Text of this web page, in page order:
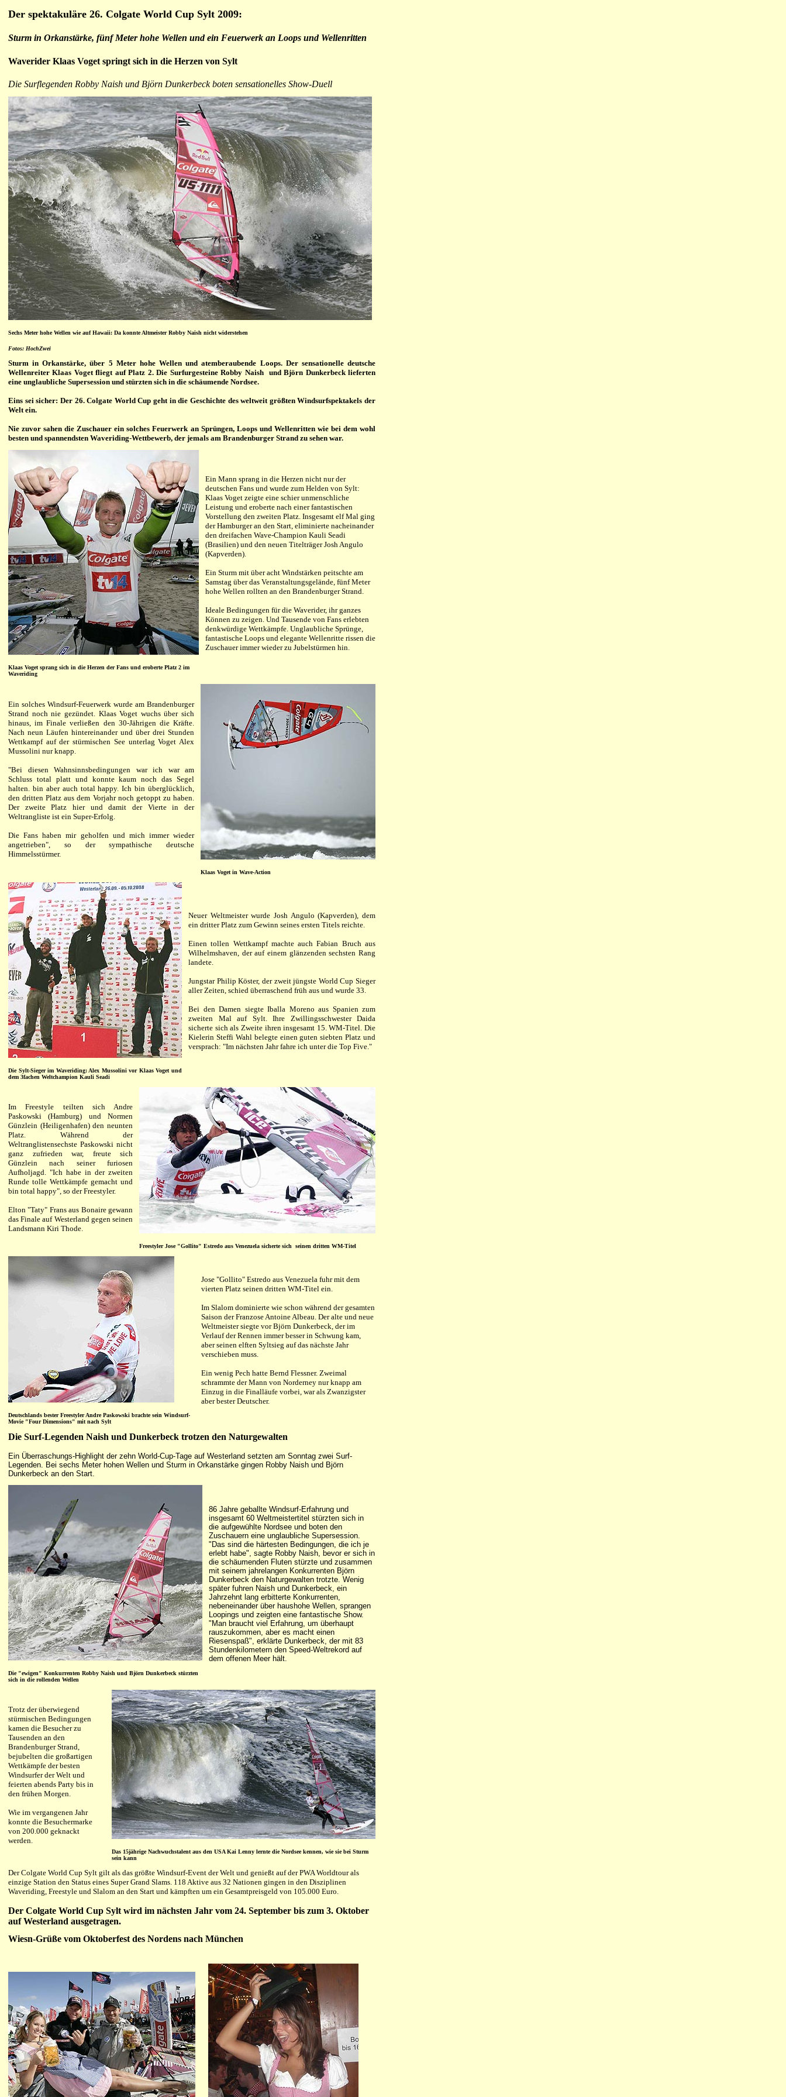
Der spektakuläre 26. Colgate World Cup Sylt 2009:
Sturm in Orkanstärke, fünf Meter hohe Wellen und ein Feuerwerk an Loops und Wellenritten
Waverider Klaas Voget springt sich in die Herzen von Sylt
Die Surflegenden Robby Naish und Björn Dunkerbeck boten sensationelles Show-Duell
Sechs Meter hohe Wellen wie auf Hawaii: Da konnte Altmeister Robby Naish nicht widerstehen
Fotos: HochZwei
Sturm in Orkanstärke, über 5 Meter hohe Wellen und atemberaubende Loops. Der sensationelle deutsche
Wellenreiter Klaas Voget fliegt auf Platz 2. Die Surfurgesteine Robby Naish und Björn Dunkerbeck lieferten
eine unglaubliche Supersession und stürzten sich in die schäumende Nordsee.
Eins sei sicher: Der 26. Colgate World Cup geht in die Geschichte des weltweit größten Windsurfspektakels der
Welt ein.
Nie zuvor sahen die Zuschauer ein solches Feuerwerk an Sprüngen, Loops und Wellenritten wie bei dem wohl
besten und spannendsten Waveriding-Wettbewerb, der jemals am Brandenburger Strand zu sehen war.
Klaas Voget sprang sich in die Herzen der Fans und eroberte Platz 2 im
Waveriding
Ein Mann sprang in die Herzen nicht nur der
deutschen Fans und wurde zum Helden von Sylt:
Klaas Voget zeigte eine schier unmenschliche
Leistung und eroberte nach einer fantastischen
Vorstellung den zweiten Platz. Insgesamt elf Mal ging
der Hamburger an den Start, eliminierte nacheinander
den dreifachen Wave-Champion Kauli Seadi
(Brasilien) und den neuen Titelträger Josh Angulo
(Kapverden).
Ein Sturm mit über acht Windstärken peitschte am
Samstag über das Veranstaltungsgelände, fünf Meter
hohe Wellen rollten an den Brandenburger Strand.
Ideale Bedingungen für die Waverider, ihr ganzes
Können zu zeigen. Und Tausende von Fans erlebten
denkwürdige Wettkämpfe. Unglaubliche Sprünge,
fantastische Loops und elegante Wellenritte rissen die
Zuschauer immer wieder zu Jubelstürmen hin.
Ein solches Windsurf-Feuerwerk wurde am Brandenburger
Strand noch nie gezündet. Klaas Voget wuchs über sich
hinaus, im Finale verließen den 30-Jährigen die Kräfte.
Nach neun Läufen hintereinander und über drei Stunden
Wettkampf auf der stürmischen See unterlag Voget Alex
Mussolini nur knapp.
"Bei diesen Wahnsinnsbedingungen war ich war am
Schluss total platt und konnte kaum noch das Segel
halten. bin aber auch total happy. Ich bin überglücklich,
den dritten Platz aus dem Vorjahr noch getoppt zu haben.
Der zweite Platz hier und damit der Vierte in der
Weltrangliste ist ein Super-Erfolg.
Die Fans haben mir geholfen und mich immer wieder
angetrieben", so der sympathische deutsche
Himmelsstürmer.
Klaas Voget in Wave-Action
Die Sylt-Sieger im Waveriding: Alex Mussolini vor Klaas Voget und
dem 3fachen Weltchampion Kauli Seadi
Neuer Weltmeister wurde Josh Angulo (Kapverden), dem
ein dritter Platz zum Gewinn seines ersten Titels reichte.
Einen tollen Wettkampf machte auch Fabian Bruch aus
Wilhelmshaven, der auf einem glänzenden sechsten Rang
landete.
Jungstar Philip Köster, der zweit jüngste World Cup Sieger
aller Zeiten, schied überraschend früh aus und wurde 33.
Bei den Damen siegte Iballa Moreno aus Spanien zum
zweiten Mal auf Sylt. Ihre Zwillingsschwester Daida
sicherte sich als Zweite ihren insgesamt 15. WM-Titel. Die
Kielerin Steffi Wahl belegte einen guten siebten Platz und
versprach: "Im nächsten Jahr fahre ich unter die Top Five."
Im Freestyle teilten sich Andre
Paskowski (Hamburg) und Normen
Günzlein (Heiligenhafen) den neunten
Platz. Während der
Weltranglistensechste Paskowski nicht
ganz zufrieden war, freute sich
Günzlein nach seiner furiosen
Aufholjagd. "Ich habe in der zweiten
Runde tolle Wettkämpfe gemacht und
bin total happy", so der Freestyler.
Elton "Taty" Frans aus Bonaire gewann
das Finale auf Westerland gegen seinen
Landsmann Kiri Thode.
Freestyler Jose "Gollito" Estredo aus Venezuela sicherte sich seinen dritten WM-Titel
Deutschlands bester Freestyler Andre Paskowski brachte sein Windsurf-
Movie "Four Dimensions" mit nach Sylt
Jose "Gollito" Estredo aus Venezuela fuhr mit dem
vierten Platz seinen dritten WM-Titel ein.
Im Slalom dominierte wie schon während der gesamten
Saison der Franzose Antoine Albeau. Der alte und neue
Weltmeister siegte vor Björn Dunkerbeck, der im
Verlauf der Rennen immer besser in Schwung kam,
aber seinen elften Syltsieg auf das nächste Jahr
verschieben muss.
Ein wenig Pech hatte Bernd Flessner. Zweimal
schrammte der Mann von Norderney nur knapp am
Einzug in die Finalläufe vorbei, war als Zwanzigster
aber bester Deutscher.
Die Surf-Legenden Naish und Dunkerbeck trotzen den Naturgewalten
Ein Überraschungs-Highlight der zehn World-Cup-Tage auf Westerland setzten am Sonntag zwei Surf-
Legenden. Bei sechs Meter hohen Wellen und Sturm in Orkanstärke gingen Robby Naish und Björn
Dunkerbeck an den Start.
Die "ewigen" Konkurrenten Robby Naish und Björn Dunkerbeck stürzten
sich in die rollenden Wellen
86 Jahre geballte Windsurf-Erfahrung und
insgesamt 60 Weltmeistertitel stürzten sich in
die aufgewühlte Nordsee und boten den
Zuschauern eine unglaubliche Supersession.
"Das sind die härtesten Bedingungen, die ich je
erlebt habe", sagte Robby Naish, bevor er sich in
die schäumenden Fluten stürzte und zusammen
mit seinem jahrelangen Konkurrenten Björn
Dunkerbeck den Naturgewalten trotzte. Wenig
später fuhren Naish und Dunkerbeck, ein
Jahrzehnt lang erbitterte Konkurrenten,
nebeneinander über haushohe Wellen, sprangen
Loopings und zeigten eine fantastische Show.
"Man braucht viel Erfahrung, um überhaupt
rauszukommen, aber es macht einen
Riesenspaß", erklärte Dunkerbeck, der mit 83
Stundenkilometern den Speed-Weltrekord auf
dem offenen Meer hält.
Trotz der überwiegend
stürmischen Bedingungen
kamen die Besucher zu
Tausenden an den
Brandenburger Strand,
bejubelten die großartigen
Wettkämpfe der besten
Windsurfer der Welt und
feierten abends Party bis in
den frühen Morgen.
Wie im vergangenen Jahr
konnte die Besuchermarke
von 200.000 geknackt
werden.
Das 15jährige Nachwuchstalent aus den USA Kai Lenny lernte die Nordsee kennen, wie sie bei Sturm
sein kann
Der Colgate World Cup Sylt gilt als das größte Windsurf-Event der Welt und genießt auf der PWA Worldtour als
einzige Station den Status eines Super Grand Slams. 118 Aktive aus 32 Nationen gingen in den Disziplinen
Waveriding, Freestyle und Slalom an den Start und kämpften um ein Gesamtpreisgeld von 105.000 Euro.
Der Colgate World Cup Sylt wird im nächsten Jahr vom 24. September bis zum 3. Oktober
auf Westerland ausgetragen.
Wiesn-Grüße vom Oktoberfest des Nordens nach München